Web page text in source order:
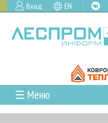
Вход EN
☰ Меню
ГЛАВНАЯ